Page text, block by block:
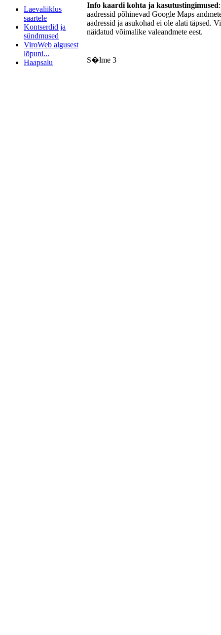
Laevaliiklus
saartele
Kontserdid ja
sündmused
ViroWeb algusest
lõpuni...
Haapsalu
Info kaardi kohta ja kasutustingimused
aadressid põhinevad Google Maps
aadressid ja asukohad ei ole alati täpsed.
näidatud võimalike valeandmete eest.
S�lme 3